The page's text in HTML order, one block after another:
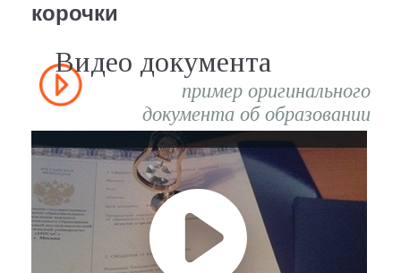
корочки
Видео документа
пример оригинального
документа об образовании